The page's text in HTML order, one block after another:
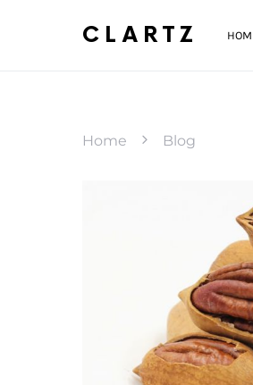
CLARTZ
Home Blog